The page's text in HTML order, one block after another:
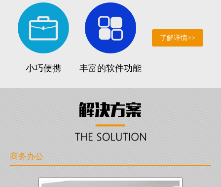
小巧便携 丰富的软件功能
了解详情>>
商务办公